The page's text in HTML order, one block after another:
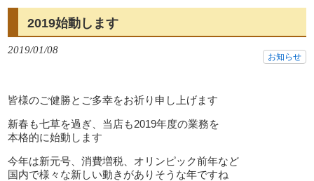
2019始動します
2019/01/08
お知らせ
皆様のご健勝とご多幸をお祈り申し上げます
新春も七草を過ぎ、当店も2019年度の業務を
本格的に始動します
今年は新元号、消費増税、オリンピック前年など
国内で様々な新しい動きがありそうな年ですね